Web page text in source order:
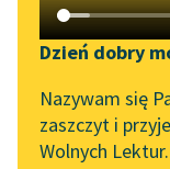
Katalog DAISY
Podkasty o
Aktualności
„Prokurator Alicja
Dzień dobry
Nazywam się
zaszczyt i
Wolnych